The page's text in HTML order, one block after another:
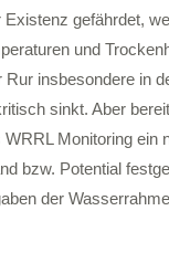
Existenz gefährdet,
und
Rur insbesondere in
sinkt. Aber
Monitoring ein
bzw. Potential
der